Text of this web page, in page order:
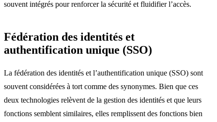
souvent intégrés pour renforcer la sécurité et fluidifier l’accès.
Fédération des identités et
authentification unique (SSO)
La fédération des identités et l’authentification unique (SSO) sont
souvent considérées à tort comme des synonymes. Bien que ces
deux technologies relèvent de la gestion des identités et que leurs
fonctions semblent similaires, elles remplissent des fonctions bien